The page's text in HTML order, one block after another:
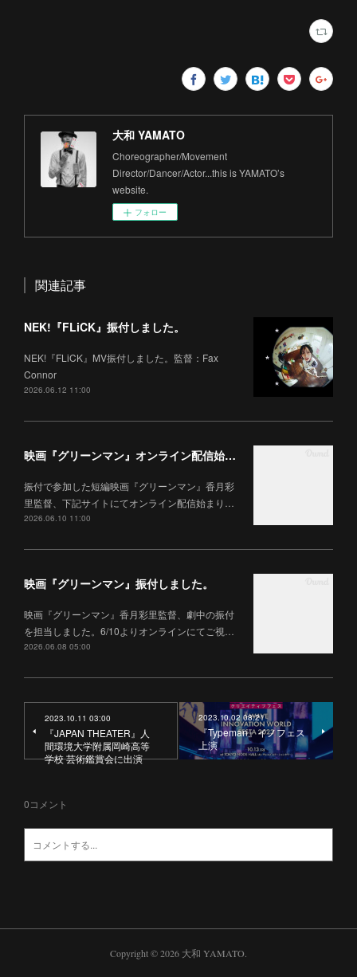
大和 YAMATO
Choreographer/Movement
Director/Dancer/Actor...this is YAMATO’s
website.
フォロー
関連記事
NEK!『FLiCK』振付しました。
NEK!『FLiCK』MV振付しました。監督：Fax
Connor
2026.06.12 11:00
映画『グリーンマン』オンライン配信始まりました。
振付で参加した短編映画『グリーンマン』香月彩
里監督、下記サイトにてオンライン配信始まり…
2026.06.10 11:00
映画『グリーンマン』振付しました。
映画『グリーンマン』香月彩里監督、劇中の振付
を担当しました。6/10よりオンラインにてご視…
2026.06.08 05:00
2023.10.11 03:00
『JAPAN THEATER』人
間環境大学附属岡崎高等
学校 芸術鑑賞会に出演
2023.10.02 08:21
『Typeman』イノフェス
上演
0コメント
Copyright ©2026 大和 YAMATO.